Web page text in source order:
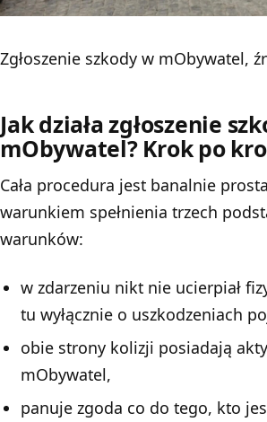
Zgłoszenie szkody w mObywatel,
Jak działa zgłoszenie
mObywatel? Krok po
Cała procedura jest banalnie
warunkiem spełnienia trzech
warunków:
w zdarzeniu nikt nie ucierpiał
tu wyłącznie o uszkodzeniach
obie strony kolizji posiadają
mObywatel,
panuje zgoda co do tego, kto